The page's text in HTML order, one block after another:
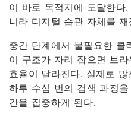
이 바로 목적지에 도달한다
니라 디지털 습관 자체를
중간 단계에서 불필요한 클
이 구조가 자리 잡으면 브
효율이 달라진다. 실제로
하루 수십 번의 검색 과정
간을 집중하게 된다.